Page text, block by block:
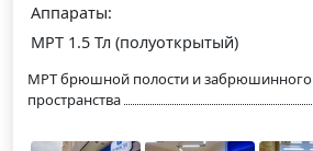
Аппараты:
МРТ 1.5 Тл (полуоткрытый)
МРТ брюшной полости и забрюшинного
пространства